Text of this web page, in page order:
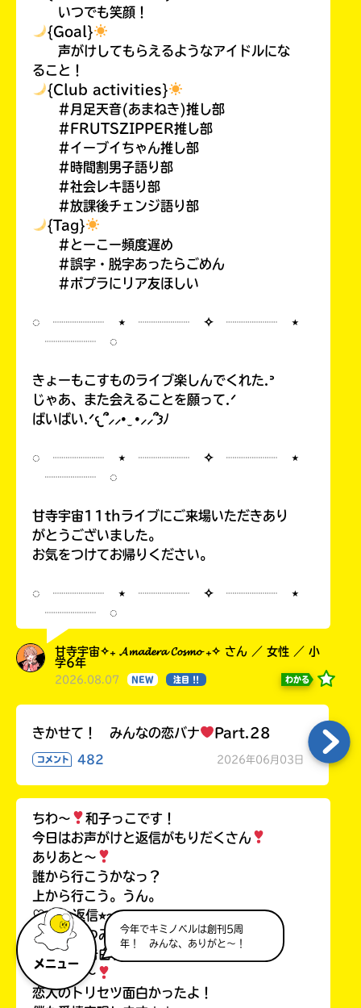
メニュー
今年でキミノベルは創刊5周
年！ みんな、ありがと～！
いつでも笑顔！
{Goal}
声がけしてもらえるようなアイドルにな
ること！
{Club activities}
#月足天音(あまねき)推し部
#FRUTSZIPPER推し部
#イーブイちゃん推し部
#時間割男子語り部
#社会レキ語り部
#放課後チェンジ語り部
{Tag}
#とーこー頻度遅め
#誤字・脱字あったらごめん
#ポプラにリア友ほしい
◌ ┈┈┈┈ ⋆ ┈┈┈┈ ✧ ┈┈┈┈ ⋆
┈┈┈┈ ◌
きょーもこすものライブ楽しんでくれた.ᐣ
じゃあ、また会えることを願って.ᐟ
ばいばい.ᐟ𐔌՞⸝⸝• ̫ •⸝⸝՞𐦯ﾉ
◌ ┈┈┈┈ ⋆ ┈┈┈┈ ✧ ┈┈┈┈ ⋆
┈┈┈┈ ◌
甘寺宇宙11thライブにご来場いただきあり
がとうございました。
お気をつけてお帰りください。
◌ ┈┈┈┈ ⋆ ┈┈┈┈ ✧ ┈┈┈┈ ⋆
┈┈┈┈ ◌
甘寺宇宙✧₊ 𝓐𝓶𝓪𝓭𝓮𝓻𝓪 𝓒𝓸𝓼𝓶𝓸 ₊✧ さん ／ 女性 ／ 小
学6年
2026.08.07 NEW 注目 !! わかる
きかせて！ みんなの恋バナ Part.28
コメント 482 2026年06月03日
ちわ〜
和子っこです！
今日はお声がけと返信がもりだくさん
ありあと〜
誰から行こうかなっ？
上から行こう。うん。
♡⭐︎〜⭐︎返信⭐︎〜⭐︎♡
ここなつみるく
さん
ちわ〜
告白特集見てくれたん⁉︎
ありあと〜
恋人のトリセツ面白かったよ！